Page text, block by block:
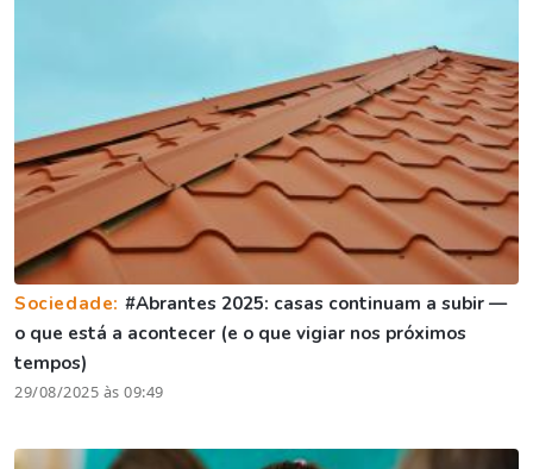
Sociedade: #Abrantes 2025: casas continuam a subir —
o que está a acontecer (e o que vigiar nos próximos
tempos)
29/08/2025 às 09:49